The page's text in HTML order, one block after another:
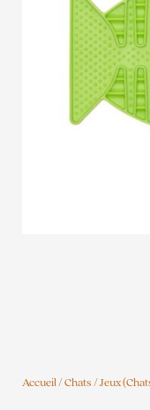
Accueil/Chats/Jeux